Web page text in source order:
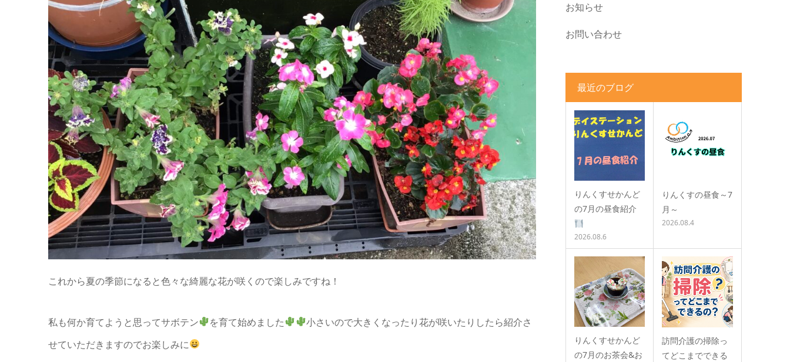
これから夏の季節になると色々な綺麗な花が咲くので楽しみですね！
私も何か育てようと思ってサボテン を育て始めました
小さいので大きくなったり花が咲いたりしたら紹介さ
せていただきますのでお楽しみに
お知らせ
お問い合わせ
最近のブログ
りんくすせかんど
の7月の昼食紹介
2026.08.6
りんくすの昼食～7
月～
2026.08.4
りんくすせかんど
の7月のお茶会&お
訪問介護の掃除っ
てどこまでできる